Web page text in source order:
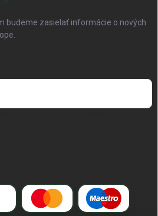
budeme zasielať informácie o nových